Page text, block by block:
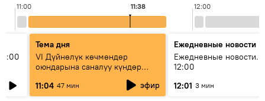
11:00 12:00
11:38
Тема дня
VI Дүйнөлүк көчмөндөр
оюндарына саналуу күндөр
калды: даярдык иштери кайсы
этапка жетти?
11:04 47 мин эфир
Ежедневные новости
Ежедневные новости.
12:00
12:01 3 мин